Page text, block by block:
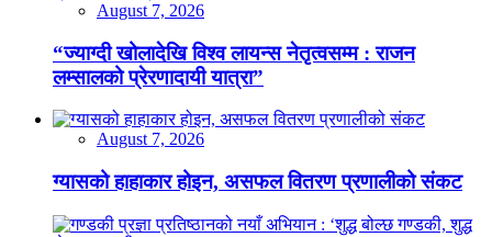
August 7, 2026
“ज्याग्दी खोलादेखि विश्व लायन्स नेतृत्वसम्म : राजन
लम्सालको प्रेरणादायी यात्रा”
August 7, 2026
ग्यासको हाहाकार होइन, असफल वितरण प्रणालीको संकट